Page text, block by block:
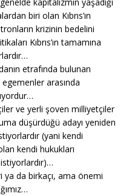
biri olan Kıbrıs’ın
krizinin bedelini
Kıbrıs’ın tamamına
etrafında bulunan
arasında
ve yerli şoven milliyetçiler
düşürdüğü adayı yeniden
(yani kendi
kendi hukukları
da birkaçı, ama önemi